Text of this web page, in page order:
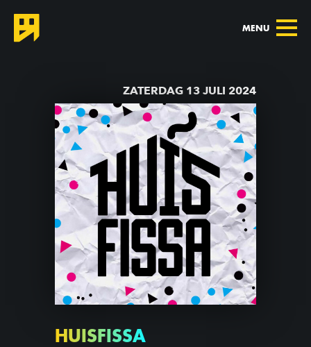
MENU
ZATERDAG 13 JULI 2024
HUISFISSA